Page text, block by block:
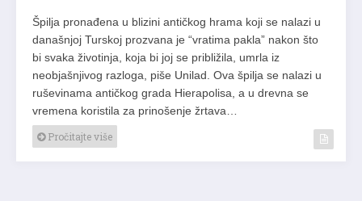
Špilja pronađena u blizini antičkog hrama koji se nalazi u
današnjoj Turskoj prozvana je “vratima pakla” nakon što
bi svaka životinja, koja bi joj se približila, umrla iz
neobjašnjivog razloga, piše Unilad. Ova špilja se nalazi u
ruševinama antičkog grada Hierapolisa, a u drevna se
vremena koristila za prinošenje žrtava…
Pročitajte više